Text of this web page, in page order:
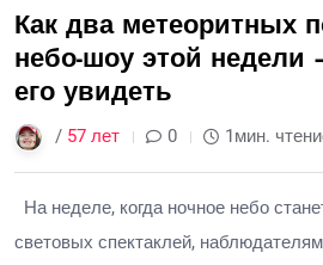
Как два метеоритных
небо-шоу этой недели
его увидеть
/ 57 лет 0 1мин.
На неделе, когда ночное небо
световых спектаклей,